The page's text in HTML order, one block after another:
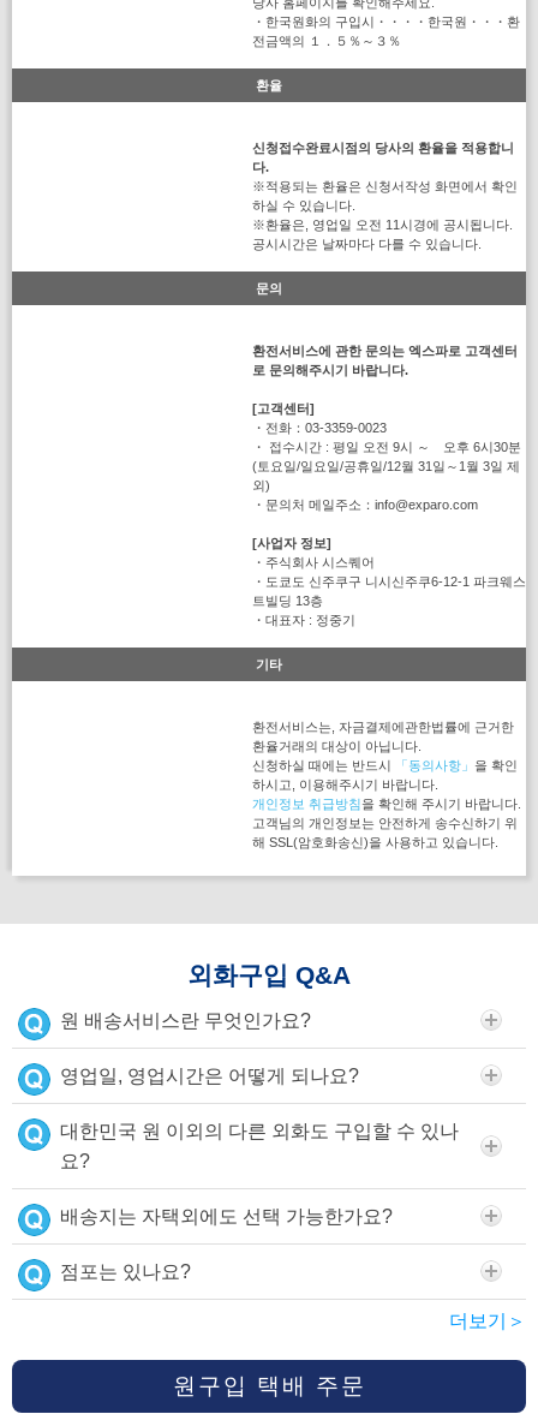
・한국원화의 구입시・・・・한국원・・・환
전금액의 １．５％～３％
환율
신청접수완료시점의 당사의 환율을 적용합니
다.
※적용되는 환율은 신청서작성 화면에서 확인
하실 수 있습니다.
※환율은, 영업일 오전 11시경에 공시됩니다.
공시시간은 날짜마다 다를 수 있습니다.
문의
환전서비스에 관한 문의는 엑스파로 고객센터
로 문의해주시기 바랍니다.
[고객센터]
・전화：03-3359-0023
・ 접수시간 : 평일 오전 9시 ～ 오후 6시30분
(토요일/일요일/공휴일/12월 31일～1월 3일 제
외)
・문의처 메일주소：info@exparo.com
[사업자 정보]
・주식회사 시스퀘어
・도쿄도 신주쿠구 니시신주쿠6-12-1 파크웨스
트빌딩 13층
・대표자 : 정중기
기타
환전서비스는, 자금결제에관한법률에 근거한
환율거래의 대상이 아닙니다.
신청하실 때에는 반드시
「동의사항」 을 확인
하시고, 이용해주시기 바랍니다.
개인정보 취급방침을 확인해 주시기 바랍니다.
고객님의 개인정보는 안전하게 송수신하기 위
해 SSL(암호화송신)을 사용하고 있습니다.
외화구입 Q&A
원 배송서비스란 무엇인가요?
영업일, 영업시간은 어떻게 되나요?
대한민국 원 이외의 다른 외화도 구입할 수 있나
요?
배송지는 자택외에도 선택 가능한가요?
점포는 있나요?
더보기＞
원구입 택배 주문